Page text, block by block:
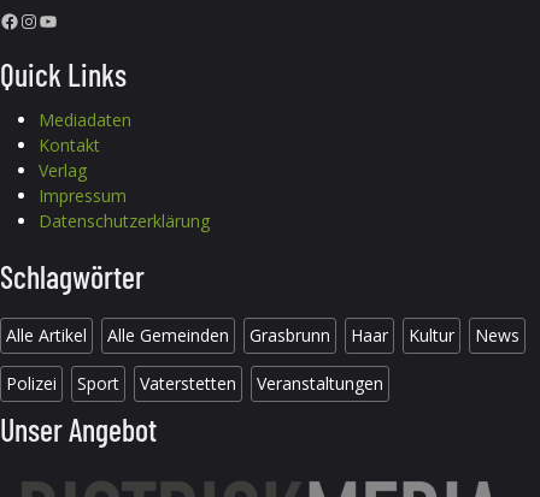
Facebook InstagramYouTube
Quick Links
Mediadaten
Kontakt
Verlag
Impressum
Datenschutzerklärung
Schlagwörter
Alle Artikel Alle Gemeinden Grasbrunn Haar Kultur News
Polizei Sport Vaterstetten Veranstaltungen
Unser Angebot